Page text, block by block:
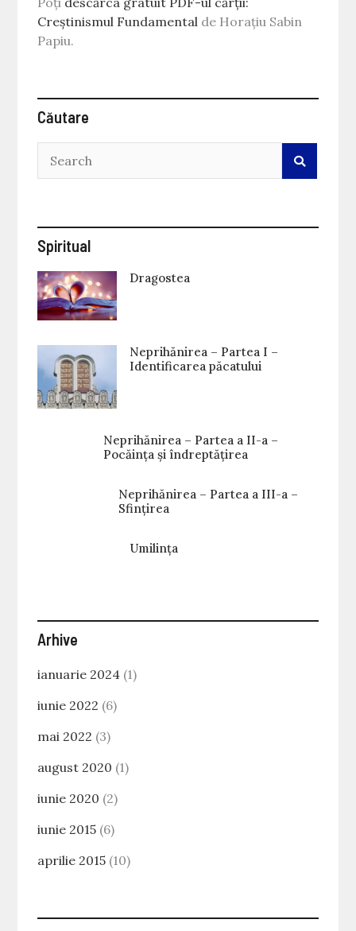
Creștinismul Fundamental de Horațiu Sabin
Papiu.
Căutare
Spiritual
Dragostea
Neprihănirea – Partea I –
Identificarea păcatului
Neprihănirea – Partea a II-a –
Pocăința și îndreptățirea
Neprihănirea – Partea a III-a –
Sfințirea
Umilința
Arhive
ianuarie 2024 (1)
iunie 2022 (6)
mai 2022 (3)
august 2020 (1)
iunie 2020 (2)
iunie 2015 (6)
aprilie 2015 (10)